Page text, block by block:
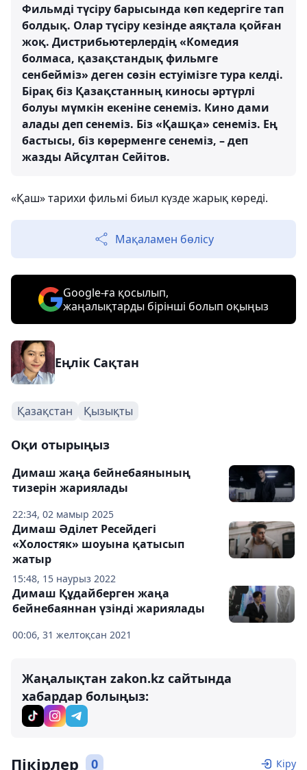
Фильмді түсіру барысында көп кедергіге тап
болдық. Олар түсіру кезінде аяқтала қойған
жоқ. Дистрибьютерлердің «Комедия
болмаса, қазақстандық фильмге
сенбейміз» деген сөзін естуімізге тура келді.
Бірақ біз Қазақстанның киносы әртүрлі
болуы мүмкін екеніне сенеміз. Кино дами
алады деп сенеміз. Біз «Қашқа» сенеміз. Ең
бастысы, біз көрерменге сенеміз, – деп
жазды Айсұлтан Сейітов.
«Қаш» тарихи фильмі биыл күзде жарық көреді.
Мақаламен бөлісу
Google-ға қосылып,
жаңалықтарды бірінші болып оқыңыз
Еңлік Сақтан
Қазақстан Қызықты
Оқи отырыңыз
22:34, 02 мамыр 2025
Димаш жаңа бейнебаянының
тизерін жариялады
15:48, 15 наурыз 2022
Димаш Әділет Ресейдегі
«Холостяк» шоуына қатысып
жатыр
00:06, 31 желтоқсан 2021
Димаш Құдайберген жаңа
бейнебаяннан үзінді жариялады
Жаңалықтан zakon.kz сайтында
хабардар болыңыз:
Пікірлер 0 Кіру